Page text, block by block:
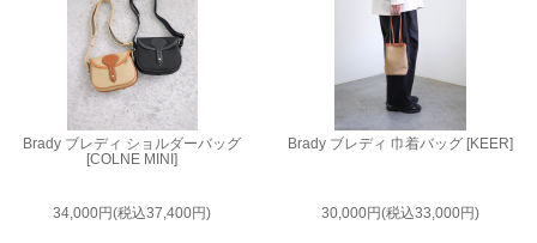
Brady ブレディ ショルダーバッグ
[COLNE MINI]
34,000円(税込37,400円)
Brady ブレディ 巾着バッグ [KEER]
30,000円(税込33,000円)